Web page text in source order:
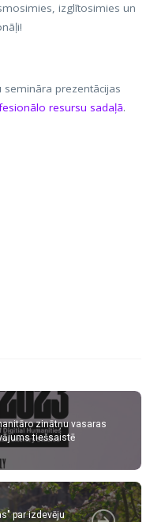
izglītosimies un
prezentācijas
resursu sadaļā.
zinātņu vasaras
tiešsaistē
par izdevēju